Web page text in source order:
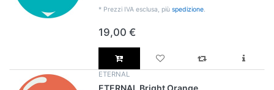
* Prezzi IVA esclusa, più spedizione.
19,00 €
ETERNAL
ETERNAL Bright Orange